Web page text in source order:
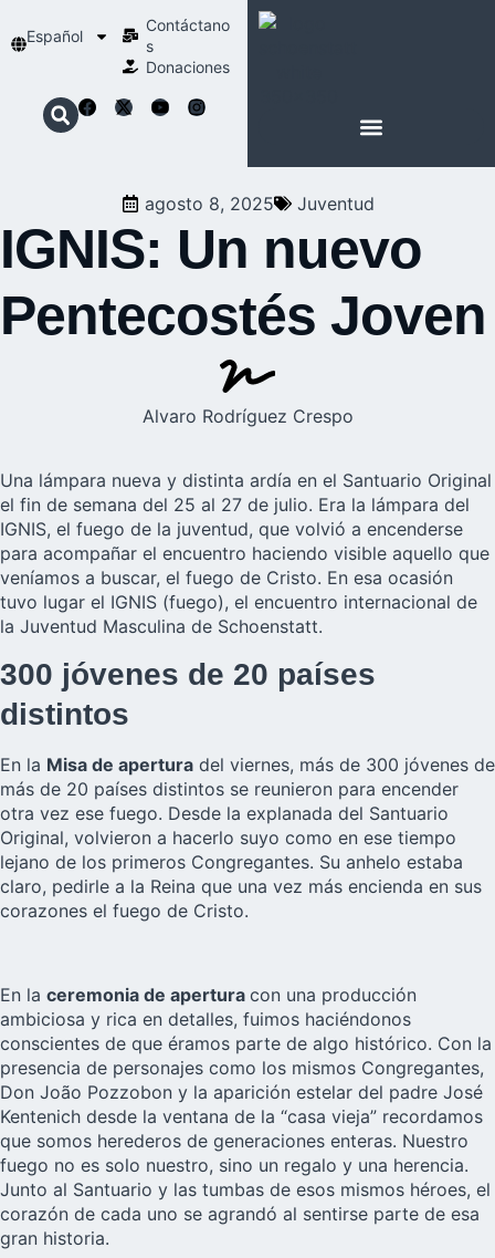
Español
Contáctano
s
Donaciones
agosto 8, 2025 Juventud
IGNIS: Un nuevo
Pentecostés Joven
Alvaro Rodríguez Crespo
Una lámpara nueva y distinta ardía en el Santuario Original
el fin de semana del 25 al 27 de julio. Era la lámpara del
IGNIS, el fuego de la juventud, que volvió a encenderse
para acompañar el encuentro haciendo visible aquello que
veníamos a buscar, el fuego de Cristo. En esa ocasión
tuvo lugar el IGNIS (fuego), el encuentro internacional de
la Juventud Masculina de Schoenstatt.
300 jóvenes de 20 países
distintos
En la Misa de apertura del viernes, más de 300 jóvenes de
más de 20 países distintos se reunieron para encender
otra vez ese fuego. Desde la explanada del Santuario
Original, volvieron a hacerlo suyo como en ese tiempo
lejano de los primeros Congregantes. Su anhelo estaba
claro, pedirle a la Reina que una vez más encienda en sus
corazones el fuego de Cristo.
En la ceremonia de apertura con una producción
ambiciosa y rica en detalles, fuimos haciéndonos
conscientes de que éramos parte de algo histórico. Con la
presencia de personajes como los mismos Congregantes,
Don João Pozzobon y la aparición estelar del padre José
Kentenich desde la ventana de la “casa vieja” recordamos
que somos herederos de generaciones enteras. Nuestro
fuego no es solo nuestro, sino un regalo y una herencia.
Junto al Santuario y las tumbas de esos mismos héroes, el
corazón de cada uno se agrandó al sentirse parte de esa
gran historia.